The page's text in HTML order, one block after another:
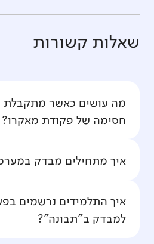
שאלות קשורות
מה עושים כאשר מתקבלת
חסימה של פקודת מאקרו?
איך מתחילים מבדק
איך התלמידים נרשמים
למבדק ב"תבונה"?